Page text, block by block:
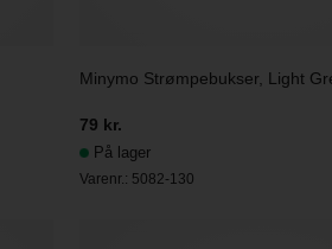
Minymo Strømpebukser, Light
79 kr.
På lager
Varenr.: 5082-130